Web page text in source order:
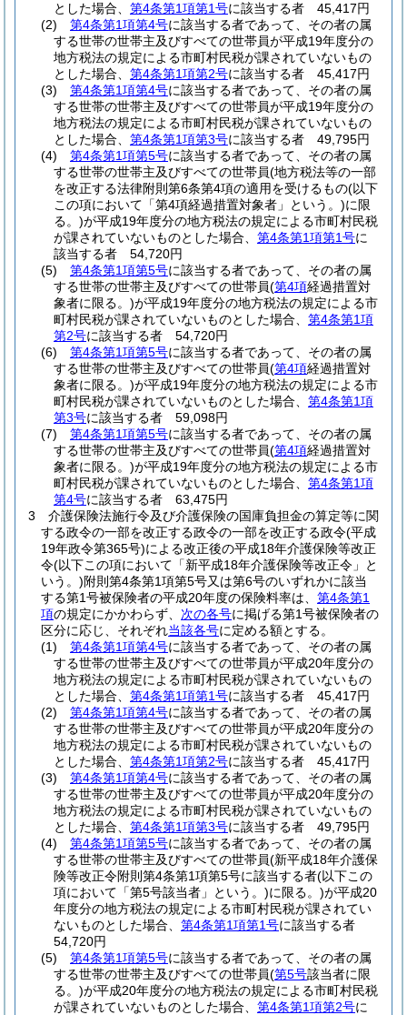
とした場合、 第4条第1項第1号に該当する者 45,417円
(2)
第4条第1項第4号に該当する者であって、その者の属
する世帯の世帯主及びすべての世帯員が平成19年度分の
地方税法の規定による市町村民税が課されていないもの
とした場合、 第4条第1項第2号に該当する者 45,417円
(3)
第4条第1項第4号に該当する者であって、その者の属
する世帯の世帯主及びすべての世帯員が平成19年度分の
地方税法の規定による市町村民税が課されていないもの
とした場合、 第4条第1項第3号に該当する者 49,795円
(4)
第4条第1項第5号に該当する者であって、その者の属
する世帯の世帯主及びすべての世帯員(地方税法等の一部
を改正する法律附則第6条第4項の適用を受けるもの(以下
この項において「第4項経過措置対象者」という。)に限
る。)が平成19年度分の地方税法の規定による市町村民税
が課されていないものとした場合、 第4条第1項第1号に
該当する者 54,720円
(5)
第4条第1項第5号に該当する者であって、その者の属
する世帯の世帯主及びすべての世帯員(第4項経過措置対
象者に限る。)が平成19年度分の地方税法の規定による市
町村民税が課されていないものとした場合、 第4条第1項
第2号に該当する者 54,720円
(6)
第4条第1項第5号に該当する者であって、その者の属
する世帯の世帯主及びすべての世帯員(第4項経過措置対
象者に限る。)が平成19年度分の地方税法の規定による市
町村民税が課されていないものとした場合、 第4条第1項
第3号に該当する者 59,098円
(7)
第4条第1項第5号に該当する者であって、その者の属
する世帯の世帯主及びすべての世帯員(第4項経過措置対
象者に限る。)が平成19年度分の地方税法の規定による市
町村民税が課されていないものとした場合、 第4条第1項
第4号に該当する者 63,475円
3
介護保険法施行令及び介護保険の国庫負担金の算定等に関
する政令の一部を改正する政令の一部を改正する政令(平成
19年政令第365号)による改正後の平成18年介護保険等改正
令(以下この項において「新平成18年介護保険等改正令」と
いう。)附則第4条第1項第5号又は第6号のいずれかに該当
する第1号被保険者の平成20年度の保険料率は、 第4条第1
項の規定にかかわらず、 次の各号に掲げる第1号被保険者の
区分に応じ、それぞれ当該各号に定める額とする。
(1)
第4条第1項第4号に該当する者であって、その者の属
する世帯の世帯主及びすべての世帯員が平成20年度分の
地方税法の規定による市町村民税が課されていないもの
とした場合、 第4条第1項第1号に該当する者 45,417円
(2)
第4条第1項第4号に該当する者であって、その者の属
する世帯の世帯主及びすべての世帯員が平成20年度分の
地方税法の規定による市町村民税が課されていないもの
とした場合、 第4条第1項第2号に該当する者 45,417円
(3)
第4条第1項第4号に該当する者であって、その者の属
する世帯の世帯主及びすべての世帯員が平成20年度分の
地方税法の規定による市町村民税が課されていないもの
とした場合、 第4条第1項第3号に該当する者 49,795円
(4)
第4条第1項第5号に該当する者であって、その者の属
する世帯の世帯主及びすべての世帯員(新平成18年介護保
険等改正令附則第4条第1項第5号に該当する者(以下この
項において「第5号該当者」という。)に限る。)が平成20
年度分の地方税法の規定による市町村民税が課されてい
ないものとした場合、 第4条第1項第1号に該当する者
54,720円
(5)
第4条第1項第5号に該当する者であって、その者の属
する世帯の世帯主及びすべての世帯員(第5号該当者に限
る。)が平成20年度分の地方税法の規定による市町村民税
が課されていないものとした場合、 第4条第1項第2号に